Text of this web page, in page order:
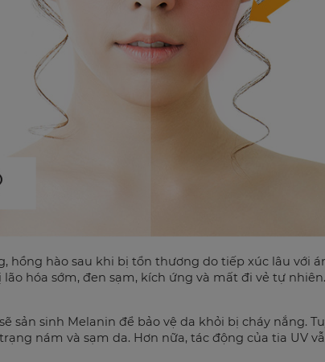
hồng hào sau khi bị tổn thương do tiếp xúc lâu với
hóa sớm, đen sạm, kích ứng và mất đi vẻ tự
sản sinh Melanin để bảo vệ da khỏi bị cháy nắng.
nám và sạm da. Hơn nữa, tác động của tia UV